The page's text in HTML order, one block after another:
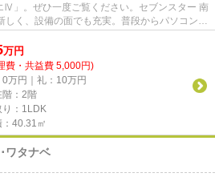
Ⅳ」。ぜひ一度ご覧ください。セブンスター 南
く、設備の面でも充実。普段からパソコンを
万円
費・共益費 5,000円)
0万円｜礼：10万円
階：2階
り：1LDK
：40.31㎡
ワタナベ